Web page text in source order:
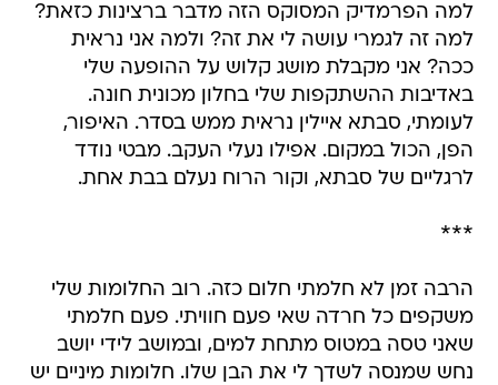
למה הפרמדיק המסוקס הזה מדבר ברצינות כזאת?
למה זה לגמרי עושה לי את זה? ולמה אני נראית
ככה? אני מקבלת מושג קלוש על ההופעה שלי
באדיבות ההשתקפות שלי בחלון מכונית חונה.
לעומתי, סבתא איילין נראית ממש בסדר. האיפור,
הפן, הכול במקום. אפילו נעלי העקב. מבטי נודד
לרגליים של סבתא, וקור הרוח נעלם בבת אחת.
***
הרבה זמן לא חלמתי חלום כזה. רוב החלומות שלי
משקפים כל חרדה שאי פעם חוויתי. פעם חלמתי
שאני טסה במטוס מתחת למים, ובמושב לידי יושב
נחש שמנסה לשדך לי את הבן שלו. חלומות מיניים יש